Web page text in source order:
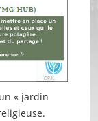
« jardin